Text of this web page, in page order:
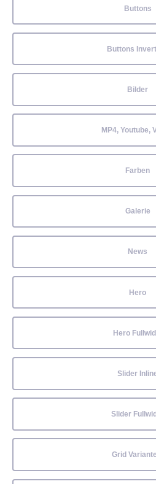
Buttons
Buttons
Bilder
MP4, Youtube,
Farben
Galerie
News
Hero
Hero
Slider
Slider
Grid Variante